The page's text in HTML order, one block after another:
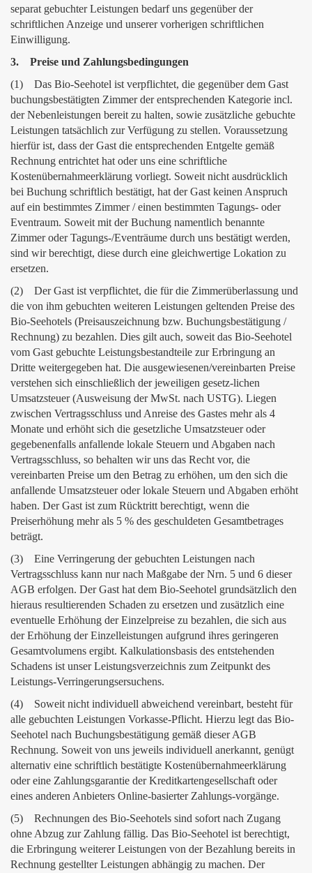
separat gebuchter Leistungen bedarf uns gegenüber der
schriftlichen Anzeige und unserer vorherigen schriftlichen
Einwilligung.
3. Preise und Zahlungsbedingungen
(1) Das Bio-Seehotel ist verpflichtet, die gegenüber dem Gast
buchungsbestätigten Zimmer der entsprechenden Kategorie incl.
der Nebenleistungen bereit zu halten, sowie zusätzliche gebuchte
Leistungen tatsächlich zur Verfügung zu stellen. Voraussetzung
hierfür ist, dass der Gast die entsprechenden Entgelte gemäß
Rechnung entrichtet hat oder uns eine schriftliche
Kostenübernahmeerklärung vorliegt. Soweit nicht ausdrücklich
bei Buchung schriftlich bestätigt, hat der Gast keinen Anspruch
auf ein bestimmtes Zimmer / einen bestimmten Tagungs- oder
Eventraum. Soweit mit der Buchung namentlich benannte
Zimmer oder Tagungs-/Eventräume durch uns bestätigt werden,
sind wir berechtigt, diese durch eine gleichwertige Lokation zu
ersetzen.
(2) Der Gast ist verpflichtet, die für die Zimmerüberlassung und
die von ihm gebuchten weiteren Leistungen geltenden Preise des
Bio-Seehotels (Preisauszeichnung bzw. Buchungsbestätigung /
Rechnung) zu bezahlen. Dies gilt auch, soweit das Bio-Seehotel
vom Gast gebuchte Leistungsbestandteile zur Erbringung an
Dritte weitergegeben hat. Die ausgewiesenen/vereinbarten Preise
verstehen sich einschließlich der jeweiligen gesetz-lichen
Umsatzsteuer (Ausweisung der MwSt. nach USTG). Liegen
zwischen Vertragsschluss und Anreise des Gastes mehr als 4
Monate und erhöht sich die gesetzliche Umsatzsteuer oder
gegebenenfalls anfallende lokale Steuern und Abgaben nach
Vertragsschluss, so behalten wir uns das Recht vor, die
vereinbarten Preise um den Betrag zu erhöhen, um den sich die
anfallende Umsatzsteuer oder lokale Steuern und Abgaben erhöht
haben. Der Gast ist zum Rücktritt berechtigt, wenn die
Preiserhöhung mehr als 5 % des geschuldeten Gesamtbetrages
beträgt.
(3) Eine Verringerung der gebuchten Leistungen nach
Vertragsschluss kann nur nach Maßgabe der Nrn. 5 und 6 dieser
AGB erfolgen. Der Gast hat dem Bio-Seehotel grundsätzlich den
hieraus resultierenden Schaden zu ersetzen und zusätzlich eine
eventuelle Erhöhung der Einzelpreise zu bezahlen, die sich aus
der Erhöhung der Einzelleistungen aufgrund ihres geringeren
Gesamtvolumens ergibt. Kalkulationsbasis des entstehenden
Schadens ist unser Leistungsverzeichnis zum Zeitpunkt des
Leistungs-Verringerungsersuchens.
(4) Soweit nicht individuell abweichend vereinbart, besteht für
alle gebuchten Leistungen Vorkasse-Pflicht. Hierzu legt das Bio-
Seehotel nach Buchungsbestätigung gemäß dieser AGB
Rechnung. Soweit von uns jeweils individuell anerkannt, genügt
alternativ eine schriftlich bestätigte Kostenübernahmeerklärung
oder eine Zahlungsgarantie der Kreditkartengesellschaft oder
eines anderen Anbieters Online-basierter Zahlungs-vorgänge.
(5) Rechnungen des Bio-Seehotels sind sofort nach Zugang
ohne Abzug zur Zahlung fällig. Das Bio-Seehotel ist berechtigt,
die Erbringung weiterer Leistungen von der Bezahlung bereits in
Rechnung gestellter Leistungen abhängig zu machen. Der